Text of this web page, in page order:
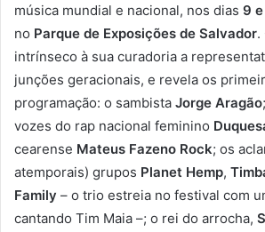
música mundial e nacional, nos dias 9
no Parque de Exposições de Salvador.
intrínseco à sua curadoria a
junções geracionais, e revela os
programação: o sambista Jorge Aragão
vozes do rap nacional feminino
cearense Mateus Fazeno Rock; os
atemporais) grupos Planet Hemp,
Family – o trio estreia no festival com
cantando Tim Maia –; o rei do arrocha,